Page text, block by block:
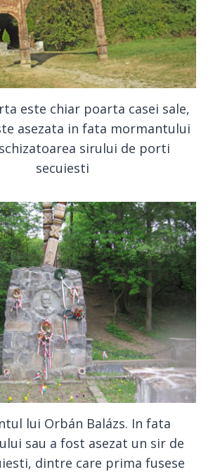
este chiar poarta casei sale,
asezata in fata mormantului
sirului de porti
secuiesti
lui Orbán Balázs. In fata
sau a fost asezat un sir de
dintre care prima fusese